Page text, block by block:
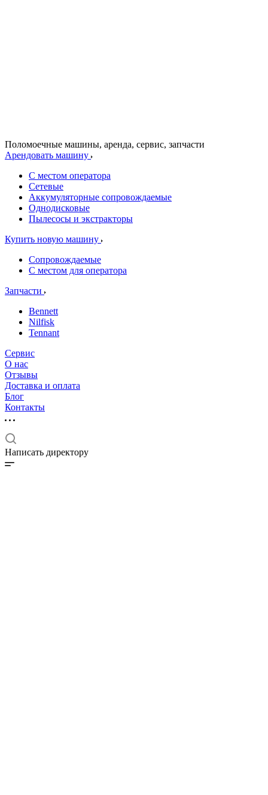
Поломоечные машины, аренда, сервис, запчасти
Арендовать машину
С местом оператора
Сетевые
Аккумуляторные сопровождаемые
Однодисковые
Пылесосы и экстракторы
Купить новую машину
Сопровождаемые
С местом для оператора
Запчасти
Bennett
Nilfisk
Tennant
Сервис
О нас
Отзывы
Доставка и оплата
Блог
Контакты
Написать директору